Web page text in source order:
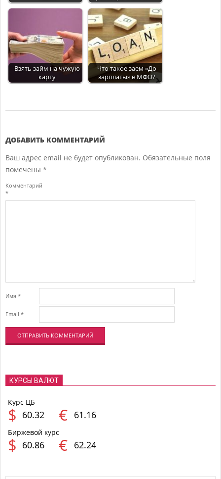
Взять займ на чужую
карту
Что такое заем «До
зарплаты» в МФО?
19
ДОБАВИТЬ КОММЕНТАРИЙ
Ваш адрес email не будет опубликован. Обязательные поля
помечены *
Комментарий
*
Имя *
Email *
КУРСЫ ВАЛЮТ
Курс ЦБ
$ 60.32 € 61.16
Биржевой курс
$ 60.86 € 62.24